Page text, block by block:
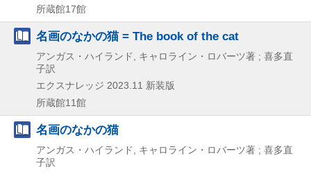
所蔵館17館
名画のなかの猫 = The book of the cat
アンガス・ハイランド, キャロライン・ロバーツ著 ; 喜多直
子訳
エクスナレッジ 2023.11 新装版
所蔵館11館
名画のなかの猫
アンガス・ハイランド, キャロライン・ロバーツ著 ; 喜多直
子訳